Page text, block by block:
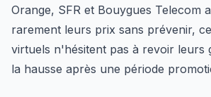
Orange, SFR et Bouygues Telecom
rarement leurs prix sans prévenir,
virtuels n'hésitent pas à revoir leurs
la hausse après une période